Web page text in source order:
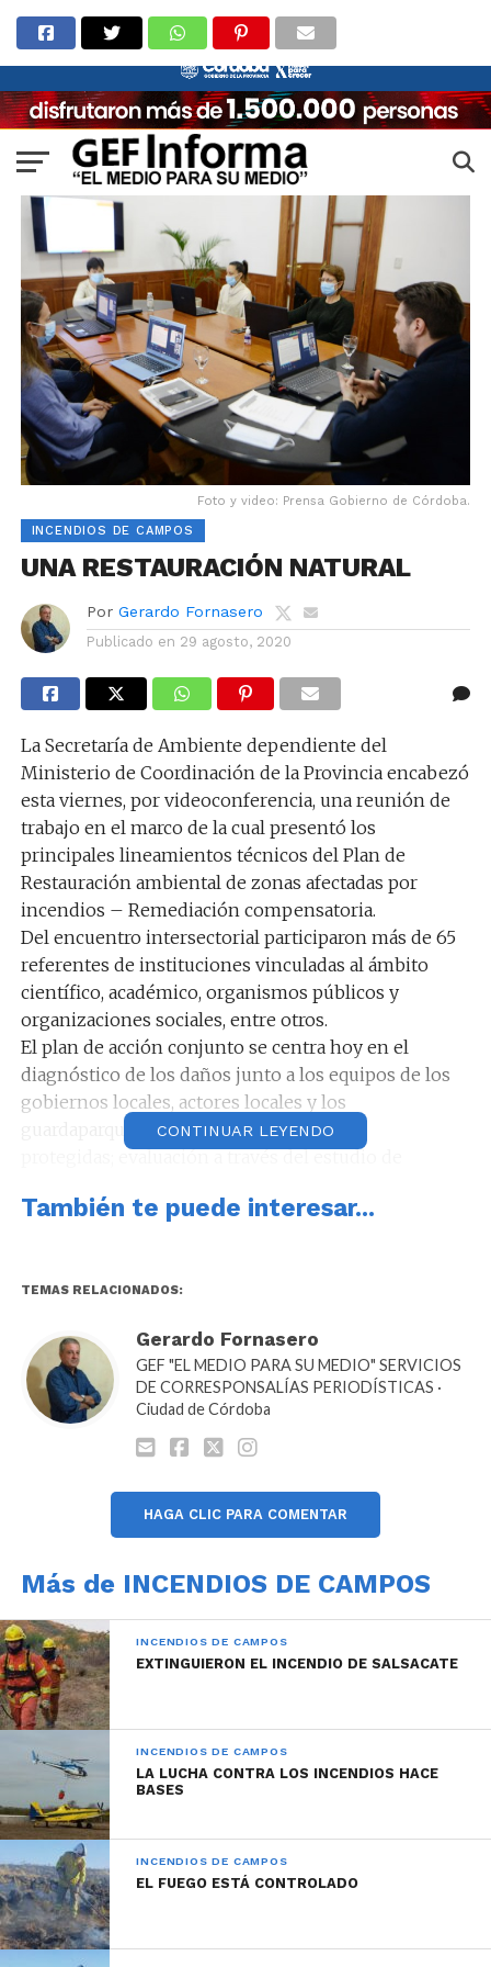
Foto y video: Prensa Gobierno de Córdoba.
INCENDIOS DE CAMPOS
UNA RESTAURACIÓN NATURAL
Por Gerardo Fornasero
Publicado en 29 agosto, 2020
La Secretaría de Ambiente dependiente del
Ministerio de Coordinación de la Provincia encabezó
esta viernes, por videoconferencia, una reunión de
trabajo en el marco de la cual presentó los
principales lineamientos técnicos del Plan de
Restauración ambiental de zonas afectadas por
incendios – Remediación compensatoria.
Del encuentro intersectorial participaron más de 65
referentes de instituciones vinculadas al ámbito
científico, académico, organismos públicos y
organizaciones sociales, entre otros.
El plan de acción conjunto se centra hoy en el
diagnóstico de los daños junto a los equipos de los
gobiernos locales, actores locales y los
guardaparques de áreas naturales
protegidas; evaluación a través del estudio de
incendiadas y el rescate y derivación de fauna en
alimento a los centros de rescate y monitoreo de
CONTINUAR LEYENDO
También te puede interesar...
TEMAS RELACIONADOS:
Gerardo Fornasero
GEF "EL MEDIO PARA SU MEDIO" SERVICIOS
DE CORRESPONSALÍAS PERIODÍSTICAS ·
Ciudad de Córdoba
HAGA CLIC PARA COMENTAR
Más de INCENDIOS DE CAMPOS
INCENDIOS DE CAMPOS
EXTINGUIERON EL INCENDIO DE SALSACATE
INCENDIOS DE CAMPOS
LA LUCHA CONTRA LOS INCENDIOS HACE
BASES
INCENDIOS DE CAMPOS
EL FUEGO ESTÁ CONTROLADO